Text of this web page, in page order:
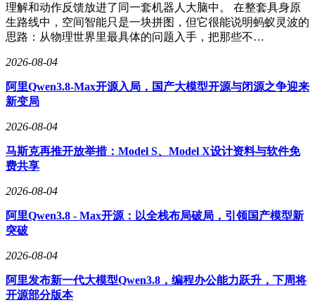
理解和动作反馈放进了同一套机器人大脑中。 在整套具身原
生路线中，空间智能只是一块拼图，但它很能说明蚂蚁灵波的
思路：从物理世界里最具体的问题入手，把那些不…
2026-08-04
阿里Qwen3.8-Max开源入局，国产大模型开源与闭源之争迎来
新变局
2026-08-04
马斯克再推开放举措：Model S、Model X设计资料与软件免
费共享
2026-08-04
阿里Qwen3.8 - Max开源：以全栈布局破局，引领国产模型新
突破
2026-08-04
阿里发布新一代大模型Qwen3.8，编程办公能力跃升，下周将
开源部分版本